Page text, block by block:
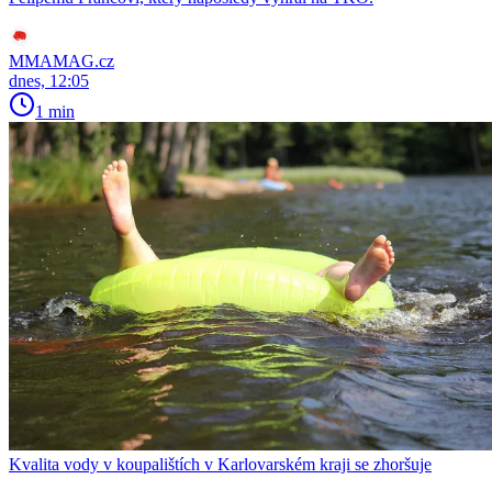
MMAMAG.cz
dnes, 12:05
1 min
Kvalita vody v koupalištích v Karlovarském kraji se zhoršuje